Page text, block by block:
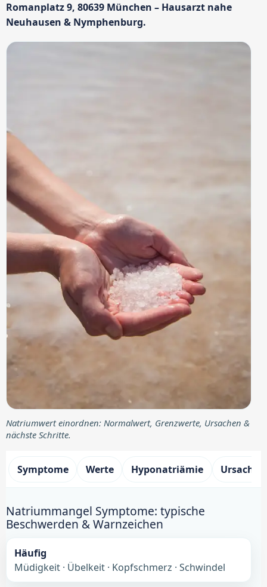
Romanplatz 9, 80639 München – Hausarzt nahe
Neuhausen & Nymphenburg.
Natriumwert einordnen: Normalwert, Grenzwerte, Ursachen &
nächste Schritte.
Symptome Werte Hyponatriämie Ursachen
Natriummangel Symptome: typische
Beschwerden & Warnzeichen
Häufig
Müdigkeit · Übelkeit · Kopfschmerz · Schwindel